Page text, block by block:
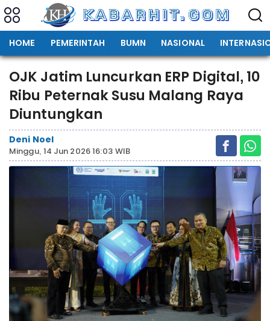
HOME PEMERINTAH BUMN NASIONAL
OJK Jatim Luncurkan ERP Digital, 10
Ribu Peternak Susu Malang Raya
Diuntungkan
Deni Noel
Minggu, 14 Jun 2026 16:03 WIB